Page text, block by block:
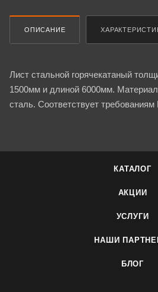
ОПИСАНИЕ
Лист стальной горячекатаный
1500мм и длиной 6000мм. Материал
сталь. Соответствует
КАТАЛОГ
АКЦИИ
УСЛУГИ
НАШИ
БЛОГ